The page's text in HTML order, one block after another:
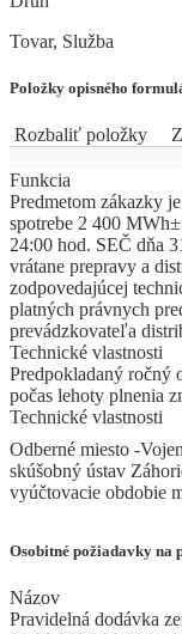
Tovar, Služba
Položky opisného
Rozbaliť položky
Funkcia
Predmetom zákazky
spotrebe 2 400
24:00 hod. SEČ dňa
vrátane prepravy a
zodpovedajúcej
platných právnych
prevádzkovateľa
Technické vlastnosti
Predpokladaný ročný
počas lehoty plnenia
Technické vlastnosti
Odberné miesto -
skúšobný ústav
vyúčtovacie obdobie
Osobitné požiadavky na
Názov
Pravidelná dodávka